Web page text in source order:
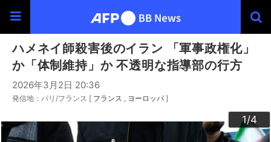
ハメネイ師殺害後のイラン 「軍事政権化」
か「体制維持」か 不透明な指導部の行方
2026年3月2日 20:36
発信地：パリ/フランス [ フランス ヨーロッパ ]
1/4
2/4
3/4
4/4